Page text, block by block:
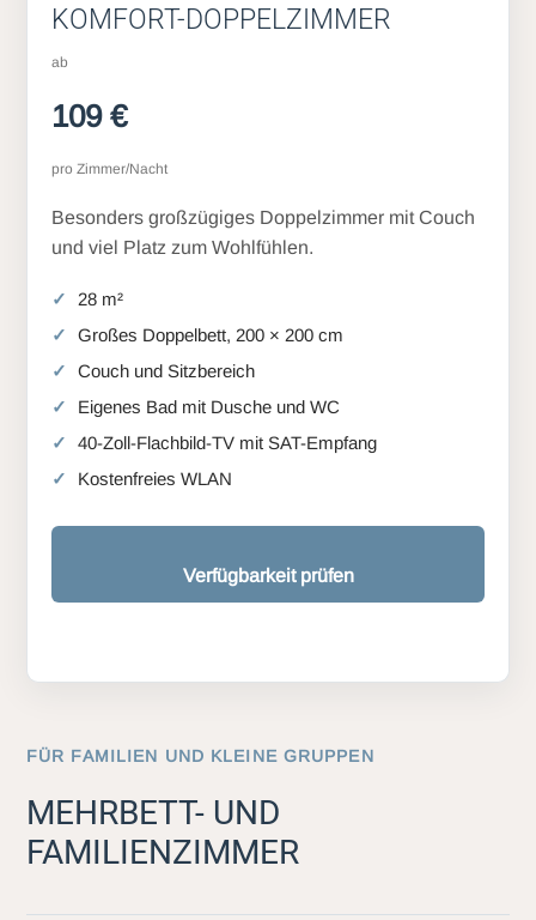
KOMFORT-DOPPELZIMMER
ab
109 €
pro Zimmer/Nacht
Besonders großzügiges Doppelzimmer mit Couch
und viel Platz zum Wohlfühlen.
28 m²
Großes Doppelbett, 200 × 200 cm
Couch und Sitzbereich
Eigenes Bad mit Dusche und WC
40-Zoll-Flachbild-TV mit SAT-Empfang
Kostenfreies WLAN
Verfügbarkeit prüfen
FÜR FAMILIEN UND KLEINE GRUPPEN
MEHRBETT- UND
FAMILIENZIMMER